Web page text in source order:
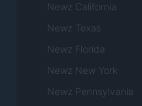
Newz California
Newz Texas
Newz Florida
Newz New York
Newz Pennsylvania